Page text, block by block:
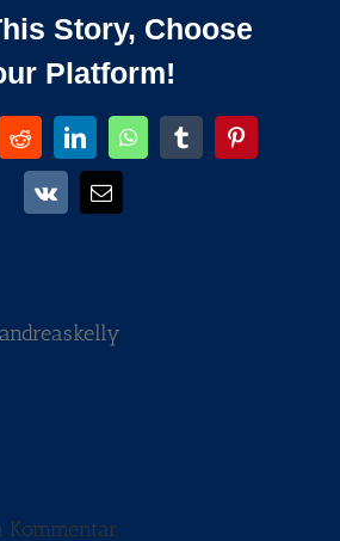
Story, Choose
Platform!
RedditLinkedInWhatsAppTumblrPinterest
Vk
E-
andreaskelly
Kommentar